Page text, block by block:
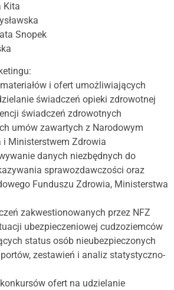
Kita
Snopek
i ofert umożliwiających
świadczeń opieki zdrowotnej
świadczeń zdrowotnych
umów zawartych z Narodowym
i Ministerstwem Zdrowia
danych niezbędnych do
sprawozdawczości oraz
Funduszu Zdrowia, Ministerstwa
zakwestionowanych przez NFZ
ubezpieczeniowej cudzoziemców
status osób nieubezpieczonych
zestawień i analiz statystyczno-
ofert na udzielanie